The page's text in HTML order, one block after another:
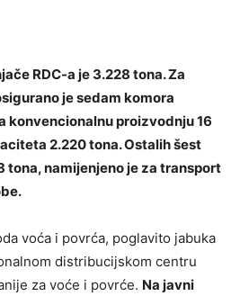
RDC-a je 3.228 tona. Za
je sedam komora
konvencionalnu proizvodnju 16
2.220 tona. Ostalih šest
tona, namijenjeno je za transport
voća i povrća, poglavito jabuka
distribucijskom centru
za voće i povrće. Na javni